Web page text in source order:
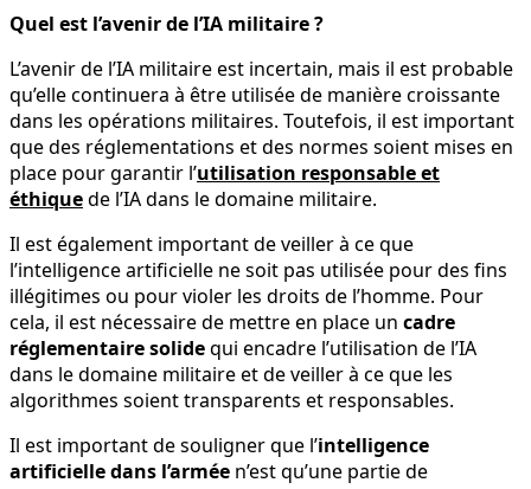
Quel est l’avenir de l’IA militaire ?
L’avenir de l’IA militaire est incertain, mais il est probable
qu’elle continuera à être utilisée de manière croissante
dans les opérations militaires. Toutefois, il est important
que des réglementations et des normes soient mises en
place pour garantir l’utilisation responsable et
éthiquede l’IA dans le domaine militaire.
Il est également important de veiller à ce que
l’intelligence artificielle ne soit pas utilisée pour des fins
illégitimes ou pour violer les droits de l’homme. Pour
cela, il est nécessaire de mettre en place un cadre
réglementaire solidequi encadre l’utilisation de l’IA
dans le domaine militaire et de veiller à ce que les
algorithmes soient transparents et responsables.
Il est important de souligner que l’intelligence
artificielle dans l’armée n’est qu’une partie de